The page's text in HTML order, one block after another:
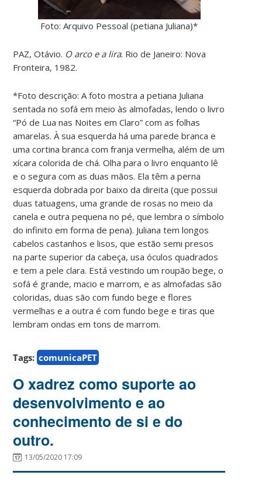
Foto: Arquivo Pessoal (petiana Juliana)*
PAZ, Otávio. O arco e a lira. Rio de Janeiro: Nova
Fronteira, 1982.
*Foto descrição: A foto mostra a petiana Juliana
sentada no sofá em meio às almofadas, lendo o livro
“Pó de Lua nas Noites em Claro” com as folhas
amarelas. À sua esquerda há uma parede branca e
uma cortina branca com franja vermelha, além de um
xícara colorida de chá. Olha para o livro enquanto lê
e o segura com as duas mãos. Ela têm a perna
esquerda dobrada por baixo da direita (que possui
duas tatuagens, uma grande de rosas no meio da
canela e outra pequena no pé, que lembra o símbolo
do infinito em forma de pena). Juliana tem longos
cabelos castanhos e lisos, que estão semi presos
na parte superior da cabeça, usa óculos quadrados
e tem a pele clara. Está vestindo um roupão bege, o
sofá é grande, macio e marrom, e as almofadas são
coloridas, duas são com fundo bege e flores
vermelhas e a outra é com fundo bege e tiras que
lembram ondas em tons de marrom.
Tags: comunicaPET
O xadrez como suporte ao
desenvolvimento e ao
conhecimento de si e do
outro.
13/05/2020 17:09